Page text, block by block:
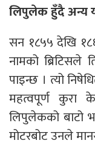
लिपुलेक हुँदै अन्य
सन १८५५ देखि
नामको ब्रिटिसले
पाइन्छ । त्यो
महत्वपूर्ण कुरा
लिपुलेकको बाटो
मोटरबोट उनले